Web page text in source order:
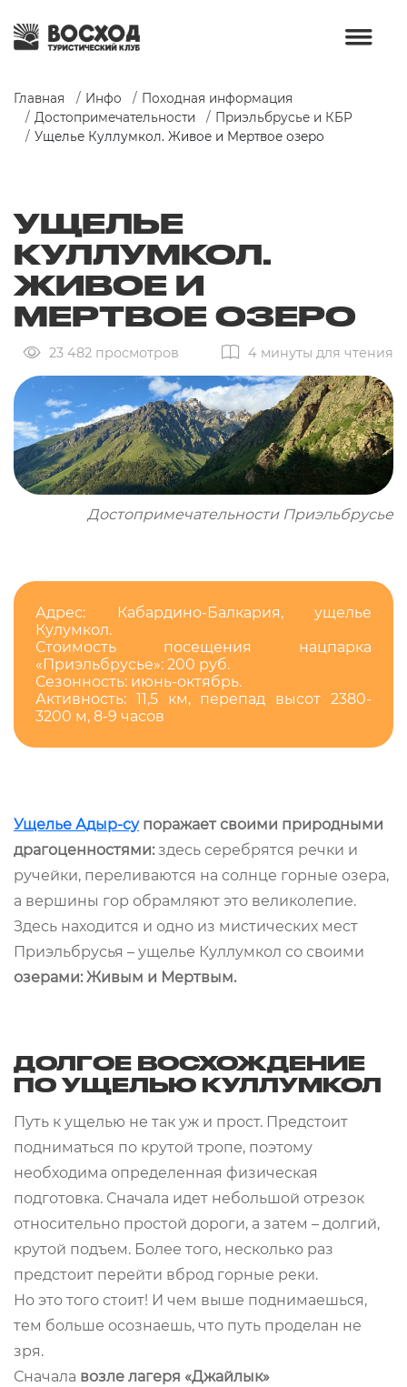
Главная Инфо
Походная информация
Достопримечательности
Приэльбрусье и КБР
Ущелье Куллумкол. Живое и Мертвое озеро
УЩЕЛЬЕ
КУЛЛУМКОЛ.
ЖИВОЕ И
МЕРТВОЕ ОЗЕРО
23 482 просмотров 4 минуты для чтения
Достопримечательности Приэльбрусье
Адрес: Кабардино-Балкария, ущелье
Кулумкол.
Стоимость посещения нацпарка
«Приэльбрусье»: 200 руб.
Сезонность: июнь-октябрь.
Активность: 11,5 км, перепад высот 2380-
3200 м, 8-9 часов
Ущелье Адыр-супоражает своими природными
драгоценностями: здесь серебрятся речки и
ручейки, переливаются на солнце горные озера,
а вершины гор обрамляют это великолепие.
Здесь находится и одно из мистических мест
Приэльбрусья – ущелье Куллумкол со своими
озерами: Живым и Мертвым.
ДОЛГОЕ ВОСХОЖДЕНИЕ
ПО УЩЕЛЬЮ КУЛЛУМКОЛ
Путь к ущелью не так уж и прост. Предстоит
подниматься по крутой тропе, поэтому
необходима определенная физическая
подготовка. Сначала идет небольшой отрезок
относительно простой дороги, а затем – долгий,
крутой подъем. Более того, несколько раз
предстоит перейти вброд горные реки.
Но это того стоит! И чем выше поднимаешься,
тем больше осознаешь, что путь проделан не
зря.
Сначала возле лагеря «Джайлык»